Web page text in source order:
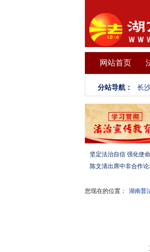
网站首页
分站导航： 长
您现在的位置： 湖南普